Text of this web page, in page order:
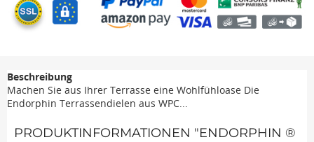
Beschreibung
Machen Sie aus Ihrer Terrasse eine Wohlfühloase Die
Endorphin Terrassendielen aus WPC...
PRODUKTINFORMATIONEN "ENDORPHIN ®